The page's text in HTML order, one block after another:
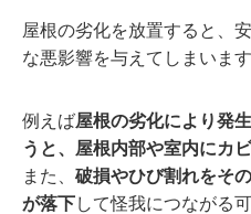
屋根の劣化を放置すると、
な悪影響を与えてしまいます
例えば屋根の劣化により発
うと、屋根内部や室内にカ
また、 破損やひび割れをそ
が落下して怪我につながる